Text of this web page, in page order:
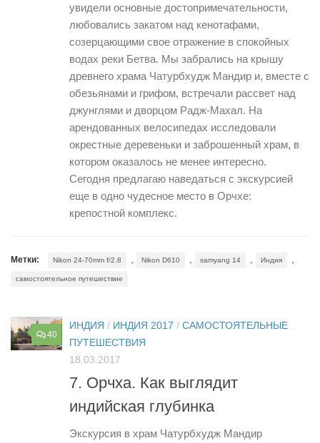
увидели основные достопримечательности,
любовались закатом над кенотафами,
созерцающими свое отражение в спокойных
водах реки Бетва. Мы забрались на крышу
древнего храма Чатурбхудж Мандир и, вместе с
обезьянами и грифом, встречали рассвет над
джунглями и дворцом Радж-Махал. На
арендованных велосипедах исследовали
окрестные деревеньки и заброшенный храм, в
котором оказалось не менее интересно.
Сегодня предлагаю наведаться с экскурсией
еще в одно чудесное место в Орчхе:
крепостной комплекс.
Метки: Nikon 24-70mm f/2.8 Nikon D610 samyang 14 Индия
самостоятельное путешествие
40
ИНДИЯ / ИНДИЯ 2017 / САМОСТОЯТЕЛЬНЫЕ
ПУТЕШЕСТВИЯ
18.03.2017
7. Орчха. Как выглядит
индийская глубинка
Экскурсия в храм Чатурбхудж Мандир